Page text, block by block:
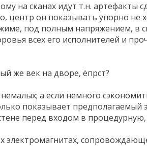
на сканах идут т.н.
он показывать упорно
под полным напряжением, в
всех его исполнителей и
же век на дворе, ёпрст?
а если немного
показывает
перед входом в